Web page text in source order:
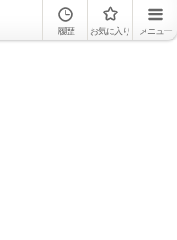
履歴 お気に入り メニュー